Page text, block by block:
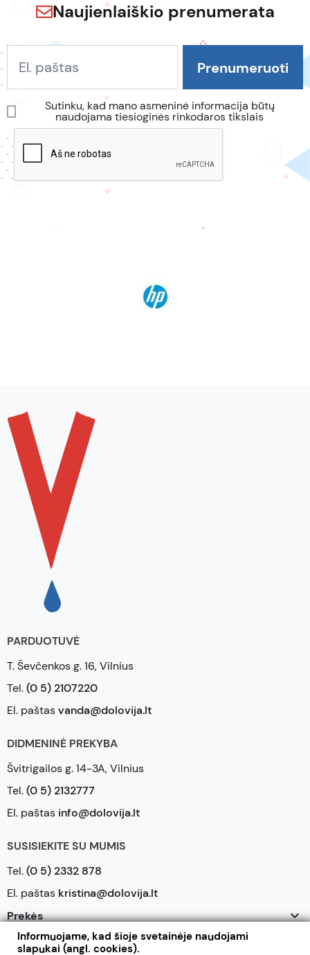
Naujienlaiškio prenumerata
Sutinku, kad mano asmeninė informacija būtų
naudojama tiesioginės rinkodaros tikslais
PARDUOTUVĖ
T. Ševčenkos g. 16, Vilnius
Tel.(0 5) 2107220
El. paštasvanda@dolovija.lt
DIDMENINĖ PREKYBA
Švitrigailos g. 14-3A, Vilnius
Tel.(0 5) 2132777
El. paštas info@dolovija.lt
SUSISIEKITE SU MUMIS
Tel.(0 5) 2332 878
El. paštas kristina@dolovija.lt
Prekės

Mūsų įmonė
Informuojame, kad šioje svetainėje naudojami
slapukai (angl. cookies).